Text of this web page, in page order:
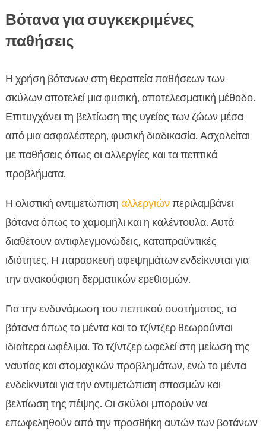
Βότανα για συγκεκριμένες
παθήσεις
Η χρήση βότανων στη θεραπεία παθήσεων των
σκύλων αποτελεί μια φυσική, αποτελεσματική μέθοδο.
Επιτυγχάνει τη βελτίωση της υγείας των ζώων μέσα
από μια ασφαλέστερη, φυσική διαδικασία. Ασχολείται
με παθήσεις όπως οι αλλεργίες και τα πεπτικά
προβλήματα.
Η ολιστική αντιμετώπιση αλλεργιώνπεριλαμβάνει
βότανα όπως το χαμομήλι και η καλέντουλα. Αυτά
διαθέτουν αντιφλεγμονώδεις, καταπραϋντικές
ιδιότητες. Η παρασκευή αφεψημάτων ενδείκνυται για
την ανακούφιση δερματικών ερεθισμών.
Για την ενδυνάμωση του πεπτικού συστήματος, τα
βότανα όπως το μέντα και το τζίντζερ θεωρούνται
ιδιαίτερα ωφέλιμα. Το τζίντζερ ωφελεί στη μείωση της
ναυτίας και στομαχικών προβλημάτων, ενώ το μέντα
ενδείκνυται για την αντιμετώπιση σπασμών και
βελτίωση της πέψης. Οι σκύλοι μπορούν να
επωφεληθούν από την προσθήκη αυτών των βοτάνων